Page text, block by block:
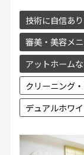
技術に自信あり
審美・美容メ
アットホーム
クリーニング
デュアルホワ